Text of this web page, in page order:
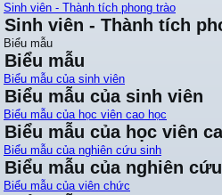
Sinh viên - Thành tích phong trào
Sinh viên - Thành tích
Biểu mẫu
Biểu mẫu
Biểu mẫu của sinh viên
Biểu mẫu của sinh viên
Biểu mẫu của học viên cao học
Biểu mẫu của học viên
Biểu mẫu của nghiên cứu sinh
Biểu mẫu của nghiên
Biểu mẫu của viên chức